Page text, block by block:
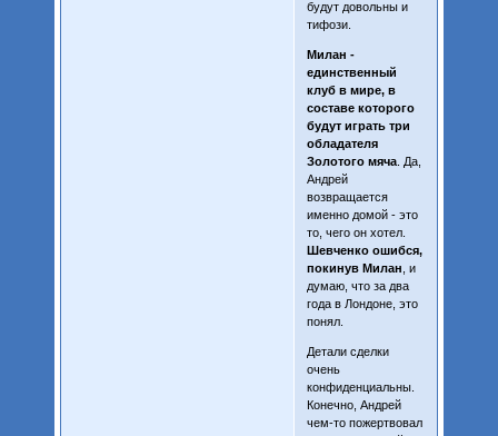
будут довольны и
тифози.
Милан -
единственный
клуб в мире, в
составе которого
будут играть три
обладателя
Золотого мяча. Да,
Андрей
возвращается
именно домой - это
то, чего он хотел.
Шевченко ошибся,
покинув Милан , и
думаю, что за два
года в Лондоне, это
понял.
Детали сделки
очень
конфиденциальны.
Конечно, Андрей
чем-то пожертвовал